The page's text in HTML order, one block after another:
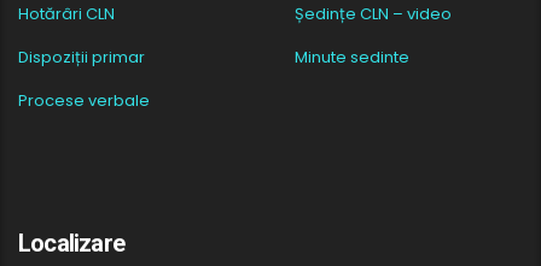
Hotărâri CLN
Ședințe CLN – video
Dispoziții primar
Minute sedinte
Procese verbale
Localizare